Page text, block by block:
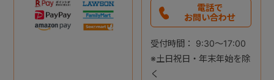
電話で
お問い合わせ
受付時間： 9:30～17:00
※土日祝日・年末年始を除
く